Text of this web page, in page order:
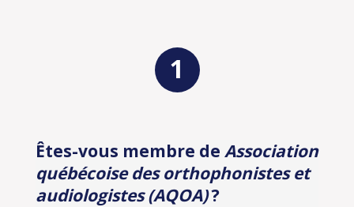
Identification
Êtes-vous membre de Association
québécoise des orthophonistes et
audiologistes (AQOA)?